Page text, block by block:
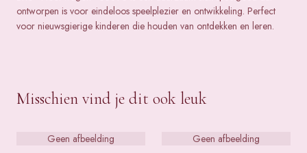
ontworpen is voor eindeloos speelplezier en ontwikkeling. Perfect
voor nieuwsgierige kinderen die houden van ontdekken en leren.
Misschien vind je dit ook leuk
Geen afbeelding
Geen afbeelding